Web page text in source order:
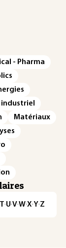
- Pharma
industriel
Matériaux
T·U·V·W·X·Y·Z